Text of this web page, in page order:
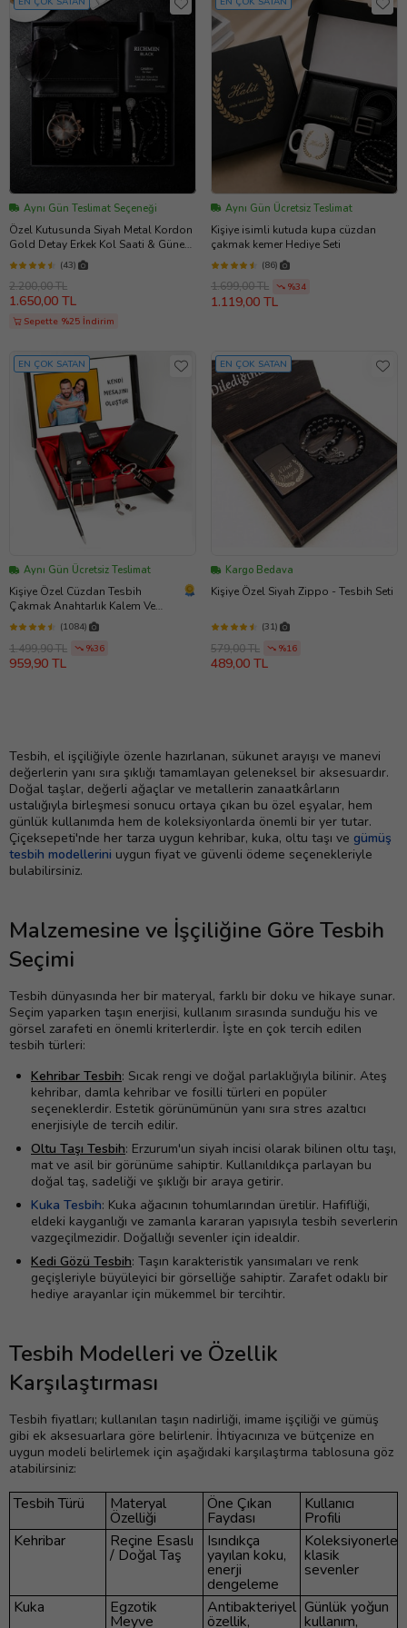
Aynı Gün Teslimat Seçeneği
Özel Kutusunda Siyah Metal Kordon
Gold Detay Erkek Kol Saati & Güneş
Gözlüğü & Siyah Deri Cüzdan &
Tesbih& Parfüm Hediye Seti
(43)
2.200,00 TL
1.650,00 TL
Sepette %25 İndirim
Aynı Gün Ücretsiz Teslimat
Kişiye isimli kutuda kupa cüzdan
çakmak kemer Hediye Seti
(86)
1.699,00 TL %34
1.119,00 TL
EN ÇOK SATAN
Aynı Gün Ücretsiz Teslimat
Kişiye Özel Cüzdan Tesbih
Çakmak Anahtarlık Kalem Ve
Kemer Set 3(1084)
1.499,90 TL %36
959,90 TL
EN ÇOK SATAN
Kargo Bedava
Kişiye Özel Siyah Zippo - Tesbih Seti
(31)
579,00 TL %16
489,00 TL
Tesbih, el işçiliğiyle özenle hazırlanan, sükunet arayışı ve manevi
değerlerin yanı sıra şıklığı tamamlayan geleneksel bir aksesuardır.
Doğal taşlar, değerli ağaçlar ve metallerin zanaatkârların
ustalığıyla birleşmesi sonucu ortaya çıkan bu özel eşyalar, hem
günlük kullanımda hem de koleksiyonlarda önemli bir yer tutar.
Çiçeksepeti'nde her tarza uygun kehribar, kuka, oltu taşı ve gümüş
tesbih modellerini uygun fiyat ve güvenli ödeme seçenekleriyle
bulabilirsiniz.
Malzemesine ve İşçiliğine Göre Tesbih
Seçimi
Tesbih dünyasında her bir materyal, farklı bir doku ve hikaye sunar.
Seçim yaparken taşın enerjisi, kullanım sırasında sunduğu his ve
görsel zarafeti en önemli kriterlerdir. İşte en çok tercih edilen
tesbih türleri:
Kehribar Tesbih: Sıcak rengi ve doğal parlaklığıyla bilinir. Ateş
kehribar, damla kehribar ve fosilli türleri en popüler
seçeneklerdir. Estetik görünümünün yanı sıra stres azaltıcı
enerjisiyle de tercih edilir.
Oltu Taşı Tesbih: Erzurum'un siyah incisi olarak bilinen oltu taşı,
mat ve asil bir görünüme sahiptir. Kullanıldıkça parlayan bu
doğal taş, sadeliği ve şıklığı bir araya getirir.
Kuka Tesbih: Kuka ağacının tohumlarından üretilir. Hafifliği,
eldeki kayganlığı ve zamanla kararan yapısıyla tesbih severlerin
vazgeçilmezidir. Doğallığı sevenler için idealdir.
Kedi Gözü Tesbih: Taşın karakteristik yansımaları ve renk
geçişleriyle büyüleyici bir görselliğe sahiptir. Zarafet odaklı bir
hediye arayanlar için mükemmel bir tercihtir.
Tesbih Modelleri ve Özellik
Karşılaştırması
Tesbih fiyatları; kullanılan taşın nadirliği, imame işçiliği ve gümüş
gibi ek aksesuarlara göre belirlenir. İhtiyacınıza ve bütçenize en
uygun modeli belirlemek için aşağıdaki karşılaştırma tablosuna göz
atabilirsiniz:
Tesbih Türü Materyal
Özelliği
Öne Çıkan
Faydası
Kullanıcı
Profili
Kehribar
Reçine Esaslı
/ Doğal Taş
Isındıkça
yayılan koku,
enerji
dengeleme
Koleksiyonerler,
klasik
sevenler
Kuka
Egzotik
Meyve
Antibakteriyel
özellik,
Günlük yoğun
kullanım,